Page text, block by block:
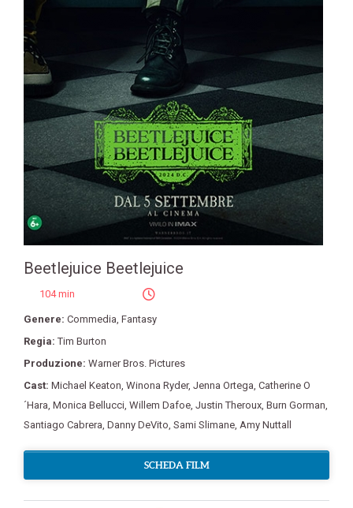
Beetlejuice Beetlejuice
104 min
Genere: Commedia Fantasy
Regia:Tim Burton
Produzione: Warner Bros. Pictures
Cast: Michael Keaton Winona Ryder, Jenna Ortega Catherine O
´Hara Monica Bellucci Willem Dafoe Justin Theroux Burn Gorman
Santiago Cabrera Danny DeVito Sami Slimane Amy Nuttall
SCHEDA FILM